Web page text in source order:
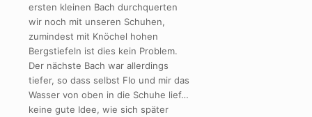
ersten kleinen Bach durchquerten
wir noch mit unseren Schuhen,
zumindest mit Knöchel hohen
Bergstiefeln ist dies kein Problem.
Der nächste Bach war allerdings
tiefer, so dass selbst Flo und mir das
Wasser von oben in die Schuhe lief…
keine gute Idee, wie sich später